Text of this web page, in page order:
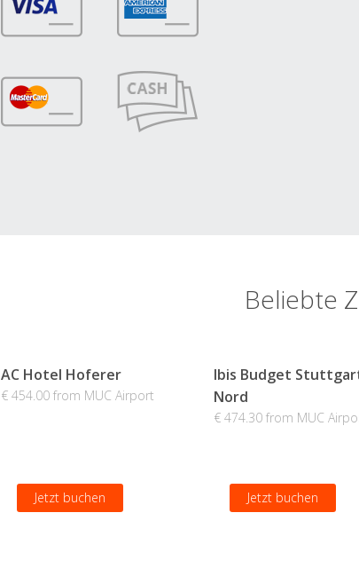
Beliebte
AC Hotel Hoferer
€ 454.00 from MUC Airport
Jetzt buchen
Ibis Budget
Nord
€ 474.30 from MUC
Jetzt buchen